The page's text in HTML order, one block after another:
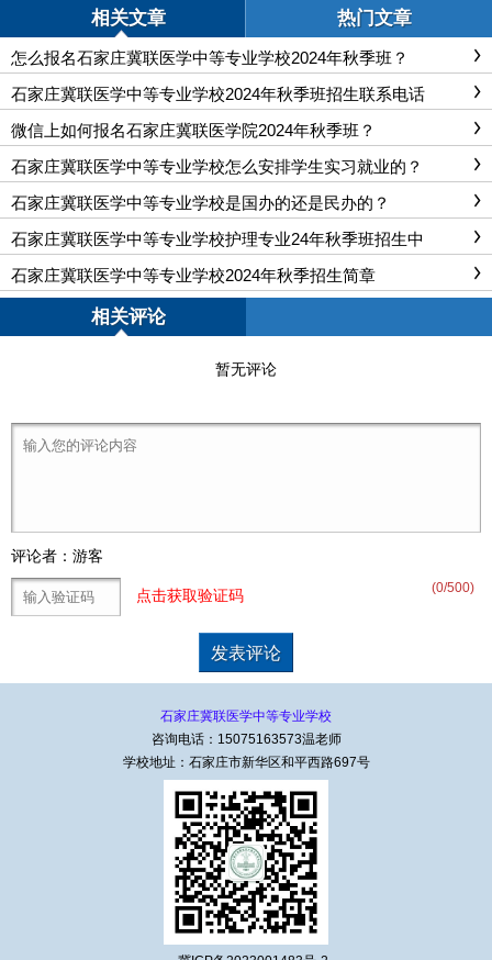
相关文章 热门文章
怎么报名石家庄冀联医学中等专业学校2024年秋季班？
石家庄冀联医学中等专业学校2024年秋季班招生联系电话
微信上如何报名石家庄冀联医学院2024年秋季班？
石家庄冀联医学中等专业学校怎么安排学生实习就业的？
石家庄冀联医学中等专业学校是国办的还是民办的？
石家庄冀联医学中等专业学校护理专业24年秋季班招生中
石家庄冀联医学中等专业学校2024年秋季招生简章
相关评论
暂无评论
评论者：游客
(0/500)
点击获取验证码
石家庄冀联医学中等专业学校
咨询电话：15075163573温老师
学校地址：石家庄市新华区和平西路697号